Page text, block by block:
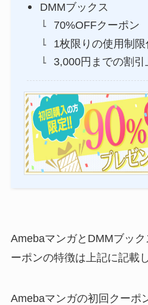
DMMブックス
70%OFFクーポン
1枚限りの使用制限
3,000円までの割引
AmebaマンガとDMMブッ
ーポンの特徴は上記に記載
Amebaマンガの初回クーポ